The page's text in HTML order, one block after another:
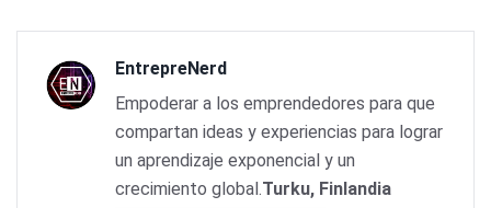
EntrepreNerd
Empoderar a los emprendedores para que
compartan ideas y experiencias para lograr
un aprendizaje exponencial y un
crecimiento global.Turku, Finlandia